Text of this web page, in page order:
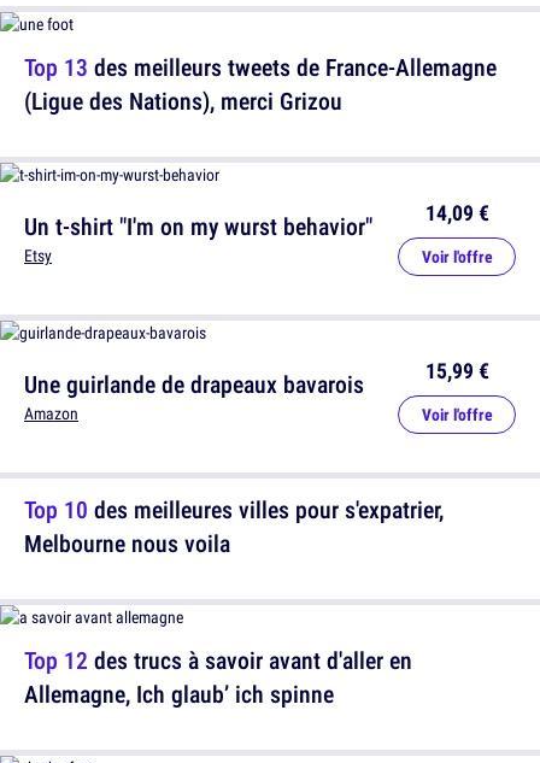
Top 13 des meilleurs tweets de France-Allemagne
(Ligue des Nations), merci Grizou
Une guirlande de drapeaux bavarois
Amazon
15,99 €
Voir l'offre
Top 12 des trucs à savoir avant d'aller en
Allemagne, Ich glaub’ ich spinne
Un t-shirt "I'm on my wurst behavior"
Etsy
14,09 €
Voir l'offre
Top 10 des meilleures villes pour s'expatrier,
Melbourne nous voila